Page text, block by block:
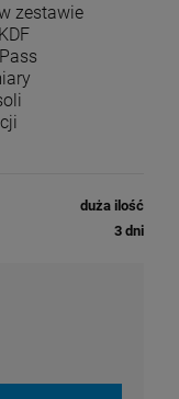
zestawie
duża ilość
3 dni